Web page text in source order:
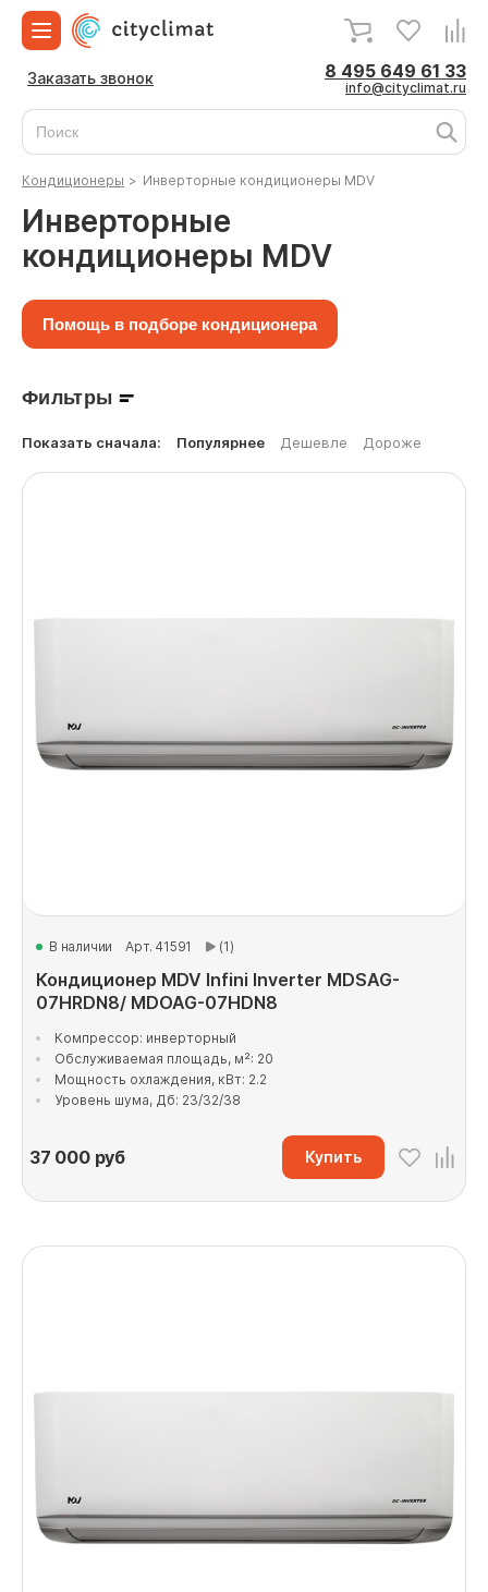
Заказать звонок 8 495 649 61 33
info@cityclimat.ru
Кондиционеры > Инверторные кондиционеры MDV
Инверторные
кондиционеры MDV
Помощь в подборе кондиционера
Фильтры
Показать сначала: Популярнее Дешевле Дороже
В наличии Арт. 41591 (1)
Кондиционер MDV Infini Inverter MDSAG-
07HRDN8/ MDOAG-07HDN8
Компрессор: инверторный
Обслуживаемая площадь, м²: 20
Мощность охлаждения, кВт: 2.2
Уровень шума, Дб: 23/32/38
37 000руб Купить